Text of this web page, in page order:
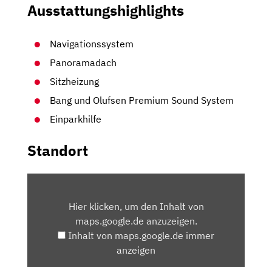
Ausstattungshighlights
Navigationssystem
Panoramadach
Sitzheizung
Bang und Olufsen Premium Sound System
Einparkhilfe
Standort
MAPS.GOOGLE.DEHier klicken, um den Inhalt von
maps.google.de anzuzeigen.
Inhalt von maps.google.de immer
anzeigen